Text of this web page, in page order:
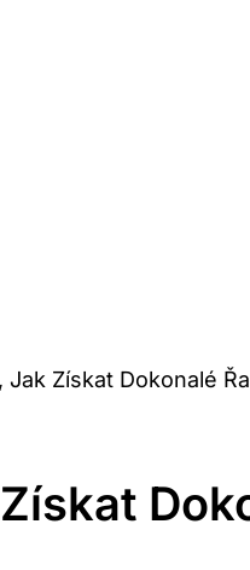
Získat Dokonalé